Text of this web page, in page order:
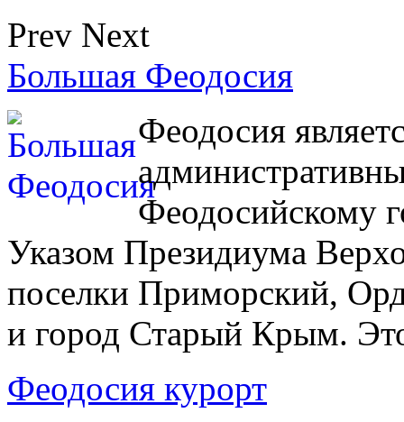
Prev Next
Большая Феодосия
Феодосия
Феодосийскому
Указом Президиума
поселки Приморский,
и город Старый Крым.
Феодосия курорт